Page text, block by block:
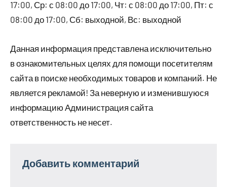
17:00, Ср: с 08:00 до 17:00, Чт: с 08:00 до 17:00, Пт: с
08:00 до 17:00, Сб: выходной, Вс: выходной
Данная информация представлена исключительно
в ознакомительных целях для помощи посетителям
сайта в поиске необходимых товаров и компаний. Не
является рекламой! За неверную и изменившуюся
информацию Администрация сайта
ответственность не несет.
Добавить комментарий